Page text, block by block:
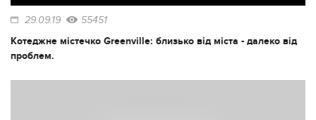
29.09.19 55451
Котеджне містечко Greenville: близько від міста - далеко від
проблем.